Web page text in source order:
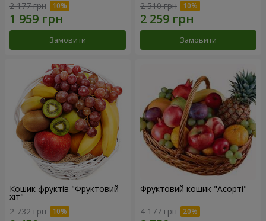
2 177 грн
Замовити
2 510 грн
Замовити
Кошик фруктів "Фруктовий
хiт"
2 732 грн
Фруктовий кошик "Асорті"
4 177 грн